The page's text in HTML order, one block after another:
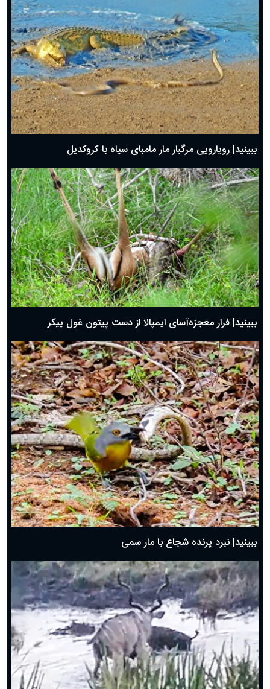
ببینید| رویارویی مرگبار مار مامبای سیاه با کروکدیل
ببینید| فرار معجزه‌آسای ایمپالا از دست پیتون غول پیکر
ببینید| نبرد پرنده شجاع با مار سمی